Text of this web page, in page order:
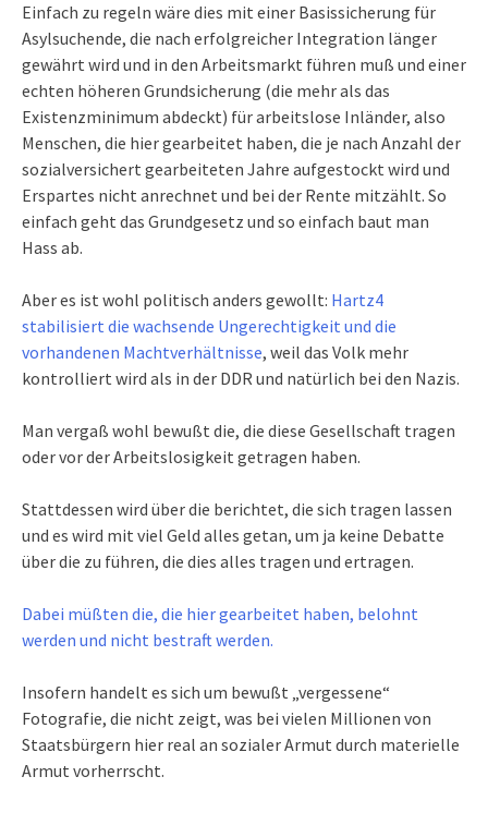
Einfach zu regeln wäre dies mit einer Basissicherung für
Asylsuchende, die nach erfolgreicher Integration länger
gewährt wird und in den Arbeitsmarkt führen muß und einer
echten höheren Grundsicherung (die mehr als das
Existenzminimum abdeckt) für arbeitslose Inländer, also
Menschen, die hier gearbeitet haben, die je nach Anzahl der
sozialversichert gearbeiteten Jahre aufgestockt wird und
Erspartes nicht anrechnet und bei der Rente mitzählt. So
einfach geht das Grundgesetz und so einfach baut man
Hass ab.
Aber es ist wohl politisch anders gewollt: Hartz4
stabilisiert die wachsende Ungerechtigkeit und die
vorhandenen Machtverhältnisse, weil das Volk mehr
kontrolliert wird als in der DDR und natürlich bei den Nazis.
Man vergaß wohl bewußt die, die diese Gesellschaft tragen
oder vor der Arbeitslosigkeit getragen haben.
Stattdessen wird über die berichtet, die sich tragen lassen
und es wird mit viel Geld alles getan, um ja keine Debatte
über die zu führen, die dies alles tragen und ertragen.
Dabei müßten die, die hier gearbeitet haben, belohnt
werden und nicht bestraft werden.
Insofern handelt es sich um bewußt „vergessene“
Fotografie, die nicht zeigt, was bei vielen Millionen von
Staatsbürgern hier real an sozialer Armut durch materielle
Armut vorherrscht.